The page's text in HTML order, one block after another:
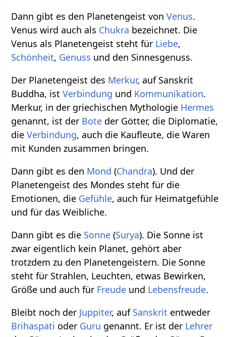
Dann gibt es den Planetengeist vonVenus.
Venus wird auch als Chukra bezeichnet. Die
Venus als Planetengeist steht für Liebe,
Schönheit, Genuss und den Sinnesgenuss.
Der Planetengeist des Merkur, auf Sanskrit
Buddha, istVerbindung und Kommunikation.
Merkur, in der griechischen Mythologie Hermes
genannt, ist der Bote der Götter, die Diplomatie,
dieVerbindung, auch die Kaufleute, die Waren
mit Kunden zusammen bringen.
Dann gibt es den Mond (Chandra). Und der
Planetengeist des Mondes steht für die
Emotionen, die Gefühle, auch für Heimatgefühle
und für das Weibliche.
Dann gibt es die Sonne (Surya). Die Sonne ist
zwar eigentlich kein Planet, gehört aber
trotzdem zu den Planetengeistern. Die Sonne
steht für Strahlen, Leuchten, etwas Bewirken,
Größe und auch für Freude und Lebensfreude.
Bleibt noch der Juppiter, auf Sanskrit entweder
Brihaspati oder Guru genannt. Er ist der Lehrer